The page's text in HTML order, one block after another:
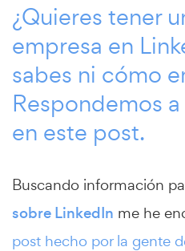
¿Quieres tener
empresa en
sabes ni cómo
Respondemos
en este post.
Buscando información
sobre LinkedIn me he
post hecho por la gente